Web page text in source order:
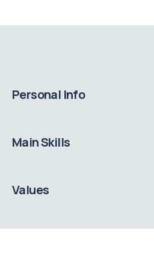
Personal Info
Main Skills
Values